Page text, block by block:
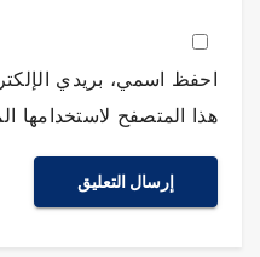
احفظ اسمي، بريدي
هذا المتصفح لاستخدامها